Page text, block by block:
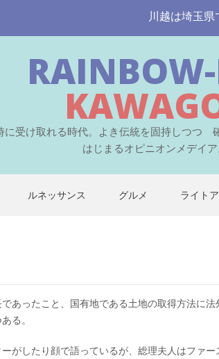
川越は埼玉県ではじ
に受け取れる時代。よき伝統を固持しつつ
はじまるオピニオンメデイア
ルネッサンス グルメ ライト
あったこと、国有地である土地の取得方法に法
る。
がしたり顔で語っているが、総理夫人はファー